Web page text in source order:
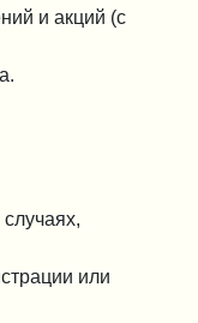
и акций (с
или